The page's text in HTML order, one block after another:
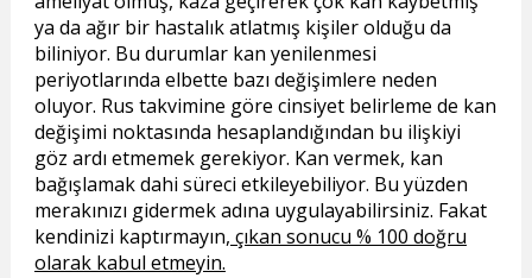
ya da ağır bir hastalık atlatmış kişiler olduğu da
biliniyor. Bu durumlar kan yenilenmesi
periyotlarında elbette bazı değişimlere neden
oluyor. Rus takvimine göre cinsiyet belirleme de kan
değişimi noktasında hesaplandığından bu ilişkiyi
göz ardı etmemek gerekiyor. Kan vermek, kan
bağışlamak dahi süreci etkileyebiliyor. Bu yüzden
merakınızı gidermek adına uygulayabilirsiniz. Fakat
kendinizi kaptırmayın, çıkan sonucu % 100 doğru
olarak kabul etmeyin.